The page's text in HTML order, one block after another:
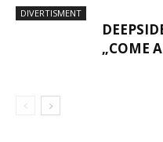
DIVERTISMENT
„COME